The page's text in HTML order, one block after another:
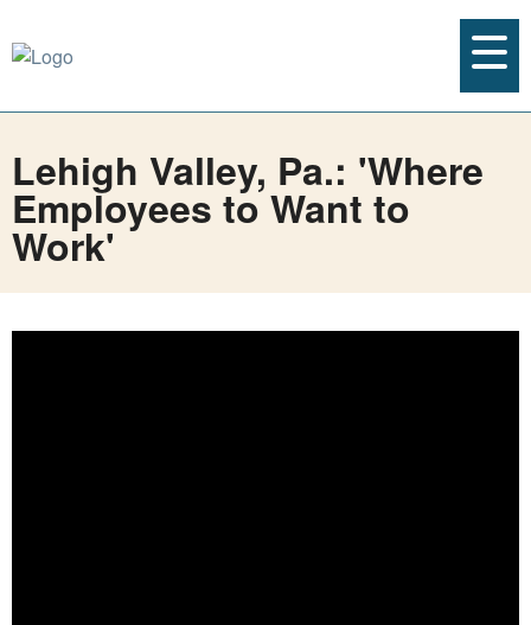
Lehigh Valley, Pa.: 'Where
Employees to Want to
Work'